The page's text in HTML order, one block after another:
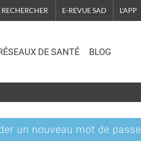
RECHERCHER E-REVUE SAD L'APP
DE SANTÉ BLOG
un nouveau mot de passe